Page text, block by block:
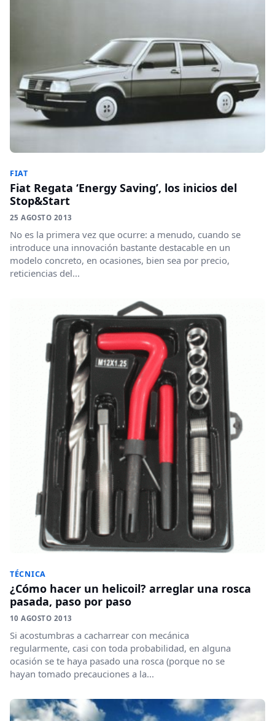
FIAT
Fiat Regata ‘Energy Saving’, los inicios del
Stop&Start
25 AGOSTO 2013
No es la primera vez que ocurre: a menudo, cuando se
introduce una innovación bastante destacable en un
modelo concreto, en ocasiones, bien sea por precio,
reticiencias del...
TÉCNICA
¿Cómo hacer un helicoil? arreglar una rosca
pasada, paso por paso
10 AGOSTO 2013
Si acostumbras a cacharrear con mecánica
regularmente, casi con toda probabilidad, en alguna
ocasión se te haya pasado una rosca (porque no se
hayan tomado precauciones a la...